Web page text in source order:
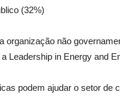
(32%)
organização não
Leadership in Energy and
podem ajudar o setor de